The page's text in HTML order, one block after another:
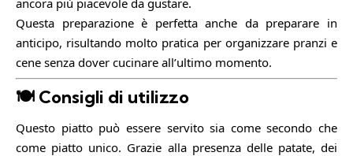
Questa preparazione è perfetta anche da preparare in
anticipo, risultando molto pratica per organizzare pranzi e
cene senza dover cucinare all’ultimo momento.
🍽 Consigli di utilizzo
Questo piatto può essere servito sia come secondo che
come piatto unico. Grazie alla presenza delle patate, dei